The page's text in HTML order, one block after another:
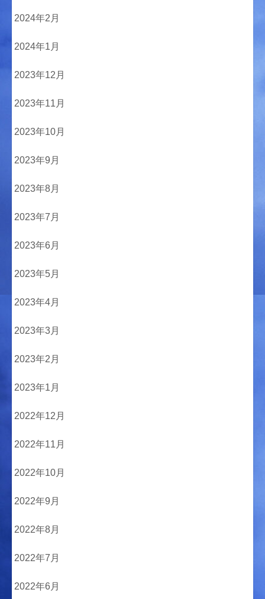
2024年2月
2024年1月
2023年12月
2023年11月
2023年10月
2023年9月
2023年8月
2023年7月
2023年6月
2023年5月
2023年4月
2023年3月
2023年2月
2023年1月
2022年12月
2022年11月
2022年10月
2022年9月
2022年8月
2022年7月
2022年6月